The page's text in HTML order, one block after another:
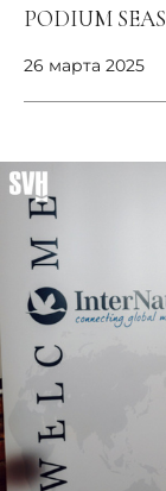
PODIUM
26 марта 2025